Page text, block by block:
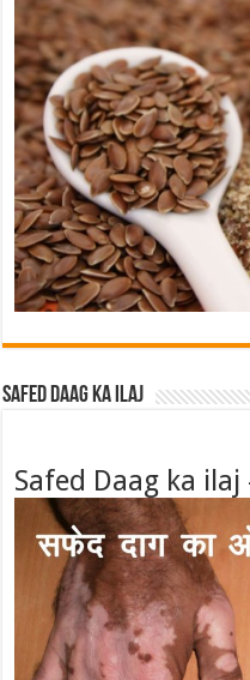
Safed Daag ka ilaj
Safed Daag ka ilaj